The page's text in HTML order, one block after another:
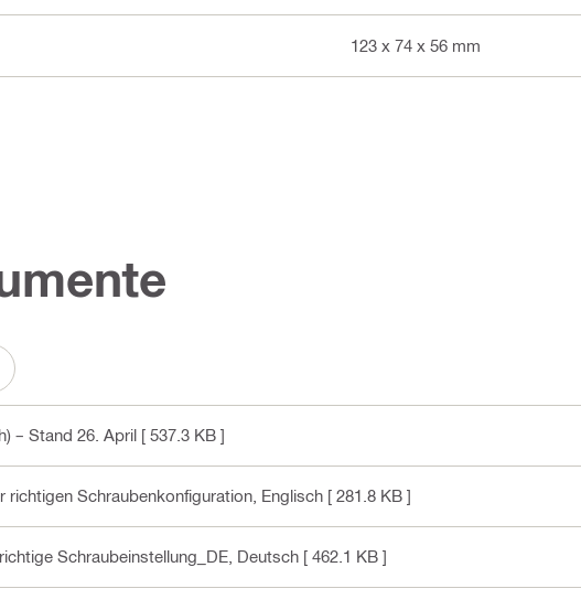
123 x 74 x 56 mm
– Stand 26. April [ 537.3 KB ]
richtigen Schraubenkonfiguration , Englisch [ 281.8 KB ]
Schraubeinstellung_DE , Deutsch [ 462.1 KB ]